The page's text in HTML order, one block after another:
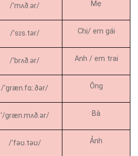
/ˈmʌð.ər/ Mẹ
/ˈsɪs.tər/ Chị/ em gái
/ˈbrʌð.ər/ Anh / em trai
/ˈɡræn.fɑː.ðər/ Ông
ˈ/ɡræn.mʌð.ər/ Bà
/ˈfəʊ.təʊ/ Ảnh